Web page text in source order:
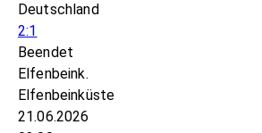
Deutschland
2:1
Beendet
Elfenbeink.
Elfenbeinküste
21.06.2026